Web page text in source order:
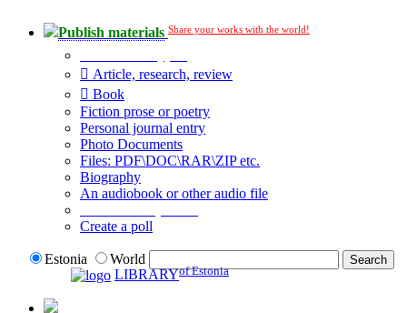
Publish materials Share your works with the world!
Article, research, review
Book
Fiction prose or poetry
Personal journal entry
Photo Documents
Files: PDF\DOC\RAR\ZIP etc.
Biography
An audiobook or other audio file
Create a poll
Estonia
World
LIBRARYof Estonia